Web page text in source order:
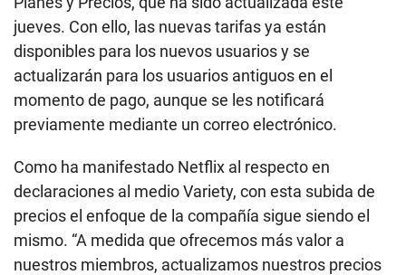
jueves. Con ello, las nuevas tarifas ya están
disponibles para los nuevos usuarios y se
actualizarán para los usuarios antiguos en el
momento de pago, aunque se les notificará
previamente mediante un correo electrónico.
Como ha manifestado Netflix al respecto en
declaraciones al medio Variety, con esta subida de
precios el enfoque de la compañía sigue siendo el
mismo. “A medida que ofrecemos más valor a
nuestros miembros, actualizamos nuestros precios